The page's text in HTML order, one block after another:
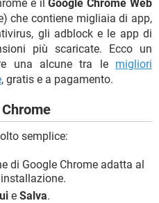
è ilGoogle Chrome Web
che contiene migliaia di app,
gli adblock e le app di
più scaricate. Ecco un
una alcune tra le migliori
, gratis e a pagamento.
semplice:
di Google Chrome adatta al
e Salva.